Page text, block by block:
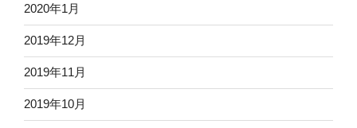
2020年1月
2019年12月
2019年11月
2019年10月